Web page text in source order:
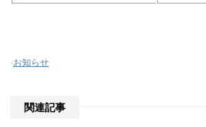
-お知らせ
関連記事